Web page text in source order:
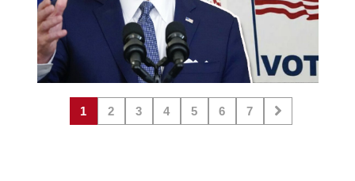
1 2 3 4 5 6 7